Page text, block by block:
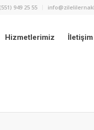
949 25 55
Hizmetlerimiz İletişim